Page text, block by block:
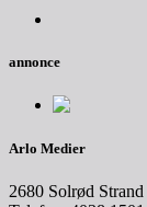
annonce
Arlo Medier
2680 Solrød Strand